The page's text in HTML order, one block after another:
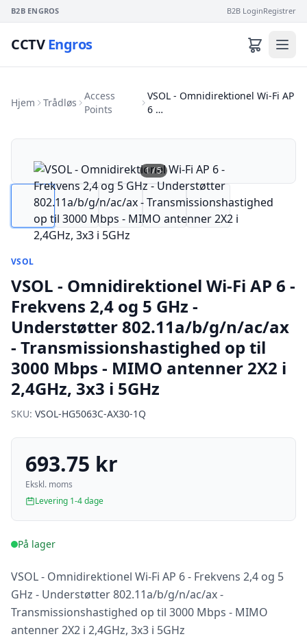
B2B ENGROS B2B LoginRegistrer
CCTVEngros
Hjem Trådløs
Access
Points
VSOL - Omnidirektionel Wi-Fi AP
6 …
1/5
VSOL
VSOL - Omnidirektionel Wi-Fi AP 6 -
Frekvens 2,4 og 5 GHz -
Understøtter 802.11a/b/g/n/ac/ax
- Transmissionshastighed op til
3000 Mbps - MIMO antenner 2X2 i
2,4GHz, 3x3 i 5GHz
SKU: VSOL-HG5063C-AX30-1Q
693.75 kr
Ekskl. moms
Levering 1-4 dage
På lager
VSOL - Omnidirektionel Wi-Fi AP 6 - Frekvens 2,4 og 5
GHz - Understøtter 802.11a/b/g/n/ac/ax -
Transmissionshastighed op til 3000 Mbps - MIMO
antenner 2X2 i 2,4GHz, 3x3 i 5GHz